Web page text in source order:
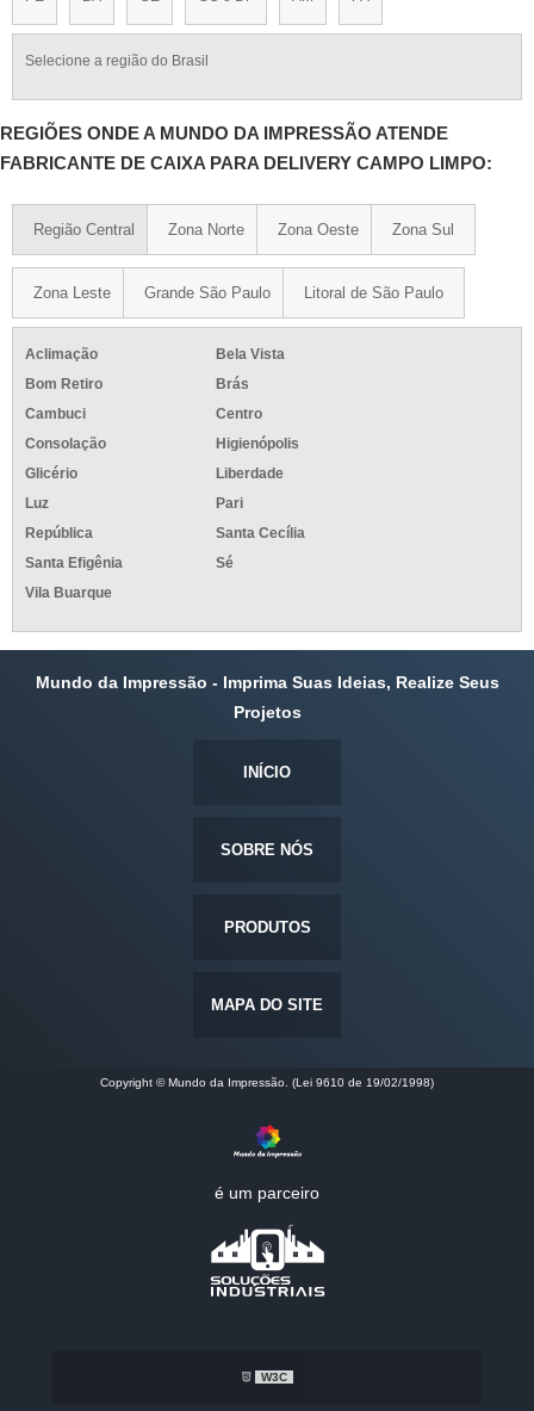
Selecione a região do Brasil
REGIÕES ONDE A MUNDO DA IMPRESSÃO ATENDE
FABRICANTE DE CAIXA PARA DELIVERY CAMPO LIMPO:
Região Central Zona Norte Zona Oeste Zona Sul
Zona Leste Grande São Paulo Litoral de São Paulo
Aclimação
Bela Vista
Bom Retiro
Brás
Cambuci
Centro
Consolação
Higienópolis
Glicério
Liberdade
Luz
Pari
República
Santa Cecília
Santa Efigênia
Sé
Vila Buarque
Mundo da Impressão - Imprima Suas Ideias, Realize Seus
Projetos
INÍCIO
SOBRE NÓS
PRODUTOS
MAPA DO SITE
Copyright © Mundo da Impressão. (Lei 9610 de 19/02/1998)
é um parceiro
W3C